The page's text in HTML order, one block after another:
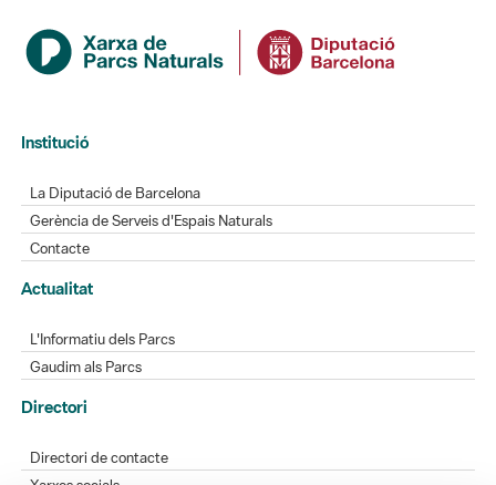
Institució
La Diputació de Barcelona
Gerència de Serveis d'Espais Naturals
Contacte
Actualitat
L'Informatiu dels Parcs
Gaudim als Parcs
Directori
Directori de contacte